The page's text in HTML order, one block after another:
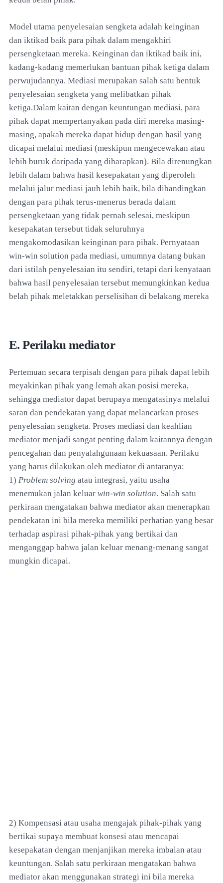
Model utama penyelesaian sengketa adalah keinginan
dan iktikad baik para pihak dalam mengakhiri
persengketaan mereka. Keinginan dan iktikad baik ini,
kadang-kadang memerlukan bantuan pihak ketiga dalam
perwujudannya. Mediasi merupakan salah satu bentuk
penyelesaian sengketa yang melibatkan pihak
ketiga.Dalam kaitan dengan keuntungan mediasi, para
pihak dapat mempertanyakan pada diri mereka masing-
masing, apakah mereka dapat hidup dengan hasil yang
dicapai melalui mediasi (meskipun mengecewakan atau
lebih buruk daripada yang diharapkan). Bila direnungkan
lebih dalam bahwa hasil kesepakatan yang diperoleh
melalui jalur mediasi jauh lebih baik, bila dibandingkan
dengan para pihak terus-menerus berada dalam
persengketaan yang tidak pernah selesai, meskipun
kesepakatan tersebut tidak seluruhnya
mengakomodasikan keinginan para pihak. Pernyataan
win-win solution pada mediasi, umumnya datang bukan
dari istilah penyelesaian itu sendiri, tetapi dari kenyataan
bahwa hasil penyelesaian tersebut memungkinkan kedua
belah pihak meletakkan perselisihan di belakang mereka
E. Perilaku mediator
Pertemuan secara terpisah dengan para pihak dapat lebih
meyakinkan pihak yang lemah akan posisi mereka,
sehingga mediator dapat berupaya mengatasinya melalui
saran dan pendekatan yang dapat melancarkan proses
penyelesaian sengketa. Proses mediasi dan keahlian
mediator menjadi sangat penting dalam kaitannya dengan
pencegahan dan penyalahgunaan kekuasaan. Perilaku
yang harus dilakukan oleh mediator di antaranya:
1) Problem solving atau integrasi, yaitu usaha
menemukan jalan keluar win-win solution. Salah satu
perkiraan mengatakan bahwa mediator akan menerapkan
pendekatan ini bila mereka memiliki perhatian yang besar
terhadap aspirasi pihak-pihak yang bertikai dan
menganggap bahwa jalan keluar menang-menang sangat
mungkin dicapai.
2) Kompensasi atau usaha mengajak pihak-pihak yang
bertikai supaya membuat konsesi atau mencapai
kesepakatan dengan menjanjikan mereka imbalan atau
keuntungan. Salah satu perkiraan mengatakan bahwa
mediator akan menggunakan strategi ini bila mereka